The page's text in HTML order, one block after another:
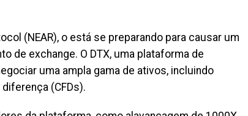
(NEAR), o está se preparando para causar um
de exchange. O DTX, uma plataforma de
uma ampla gama de ativos, incluindo
(CFDs).